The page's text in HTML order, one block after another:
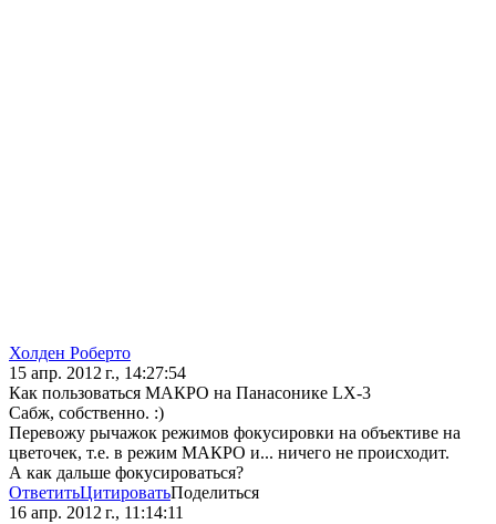
Холден Роберто
15 апр. 2012 г., 14:27:54
Как пользоваться МАКРО на Панасонике LX-3
Сабж, собственно. :)
Перевожу рычажок режимов фокусировки на объективе на
цветочек, т.е. в режим МАКРО и... ничего не происходит.
А как дальше фокусироваться?
ОтветитьЦитироватьПоделиться
16 апр. 2012 г., 11:14:11